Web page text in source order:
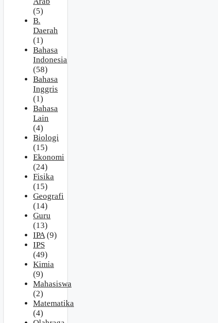
(5)
B.
Daerah
(1)
Bahasa
Indonesia
(58)
Bahasa
Inggris
(1)
Bahasa
Lain
(4)
Biologi
(15)
Ekonomi
(24)
Fisika
(15)
Geografi
(14)
Guru
(13)
IPA (9)
IPS
(49)
Kimia
(9)
Mahasiswa
(2)
Matematika
(4)